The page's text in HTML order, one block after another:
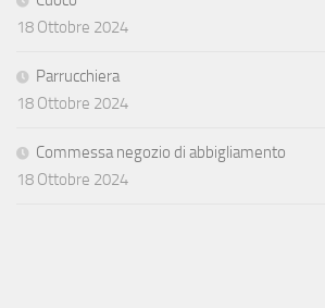
18 Ottobre 2024
Parrucchiera
18 Ottobre 2024
Commessa negozio di abbigliamento
18 Ottobre 2024